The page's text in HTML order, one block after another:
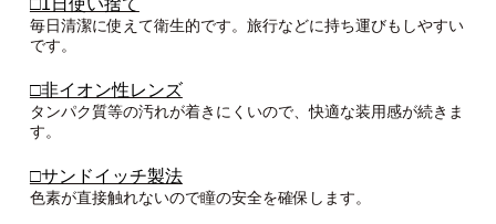
毎日清潔に使えて衛生的です。旅行などに持ち運びもしやすい
です。
□非イオン性レンズ
タンパク質等の汚れが着きにくいので、快適な装用感が続きま
す。
□サンドイッチ製法
色素が直接触れないので瞳の安全を確保します。